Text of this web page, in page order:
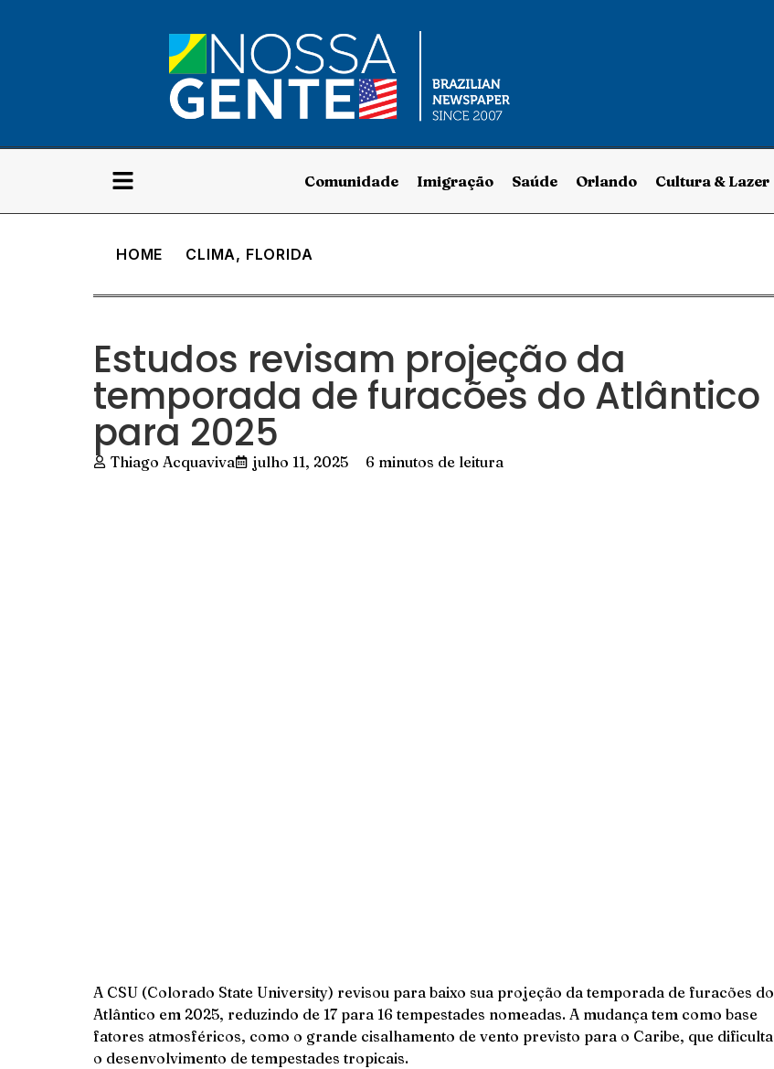
Comunidade Imigração Saúde Orlando Cultura & Lazer
HOME CLIMA, FLORIDA
Estudos revisam projeção da
temporada de furacões do Atlântico
para 2025
Thiago Acquaviva julho 11, 2025 6 minutos de leitura
A CSU (Colorado State University) revisou para baixo sua projeção da temporada de furacões do
Atlântico em 2025, reduzindo de 17 para 16 tempestades nomeadas. A mudança tem como base
fatores atmosféricos, como o grande cisalhamento de vento previsto para o Caribe, que dificulta
o desenvolvimento de tempestades tropicais.